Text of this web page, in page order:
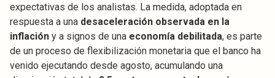
expectativas de los analistas. La medida, adoptada en
respuesta a una desaceleración observada en la
inflación y a signos de una economía debilitada, es parte
de un proceso de flexibilización monetaria que el banco ha
venido ejecutando desde agosto, acumulando una